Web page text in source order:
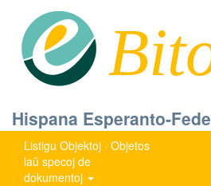
Hispana Esperanto-
Listigu Objektoj · Objetos
laŭ specoj de
dokumentoj